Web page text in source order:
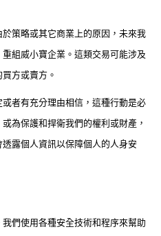
策略或其它商業上的原因，未來我
組威小寶企業。這類交易可能涉及
方或賣方。
者有充分理由相信，這種行動是必
為保護和捍衛我們的權利或財產，
露個人資訊以保障個人的人身安
們使用各種安全技術和程序來幫助